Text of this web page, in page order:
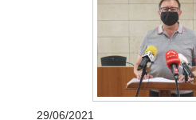
29/06/2021